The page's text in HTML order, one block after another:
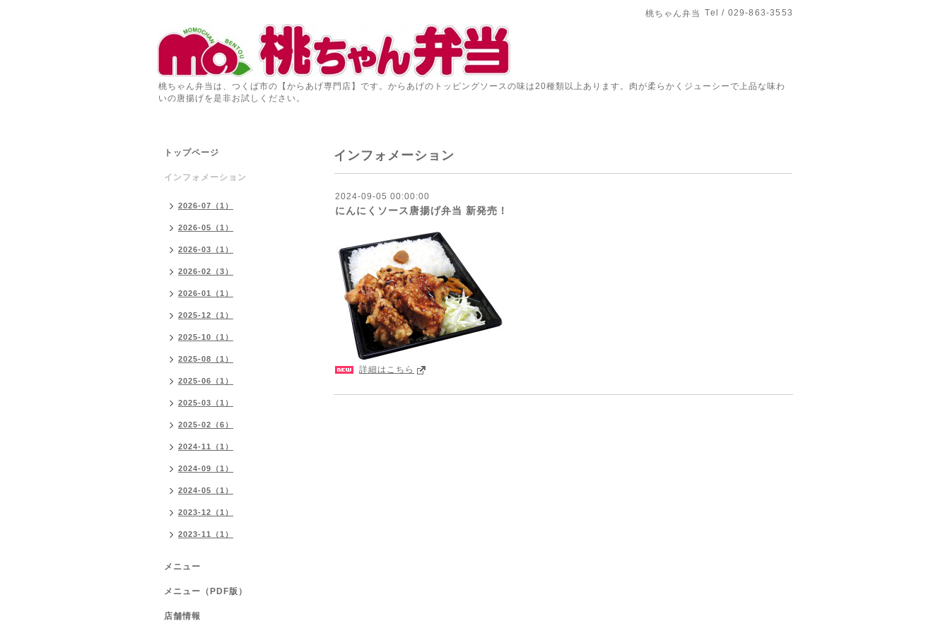
桃ちゃん弁当 Tel / 029-863-3553
桃ちゃん弁当は、つくば市の【からあげ専門店】です。からあげのトッピングソースの味は20種類以上あります。肉が柔らかくジューシーで上品な味わ
いの唐揚げを是非お試しください。
インフォメーション
2024-09-05 00:00:00
にんにくソース唐揚げ弁当 新発売！
詳細はこちら
トップページ
インフォメーション
2026-07（1）
2026-05（1）
2026-03（1）
2026-02（3）
2026-01（1）
2025-12（1）
2025-10（1）
2025-08（1）
2025-06（1）
2025-03（1）
2025-02（6）
2024-11（1）
2024-09（1）
2024-05（1）
2023-12（1）
2023-11（1）
メニュー
メニュー（PDF版）
店舗情報